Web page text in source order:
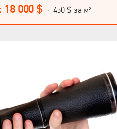
квартиру.(за ціною 50% від ціни
Наймолодший і
комплекс у місті.
зелений район, поруч з
супермаркет Клас і АТБ, школи,
зал і зупинки громадського
18 000 $ · 450 $ за м²